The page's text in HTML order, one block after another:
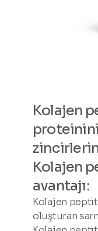
Kolajen
zincirlerin
Kolajen
avantajı:
Kolajen
oluşturan